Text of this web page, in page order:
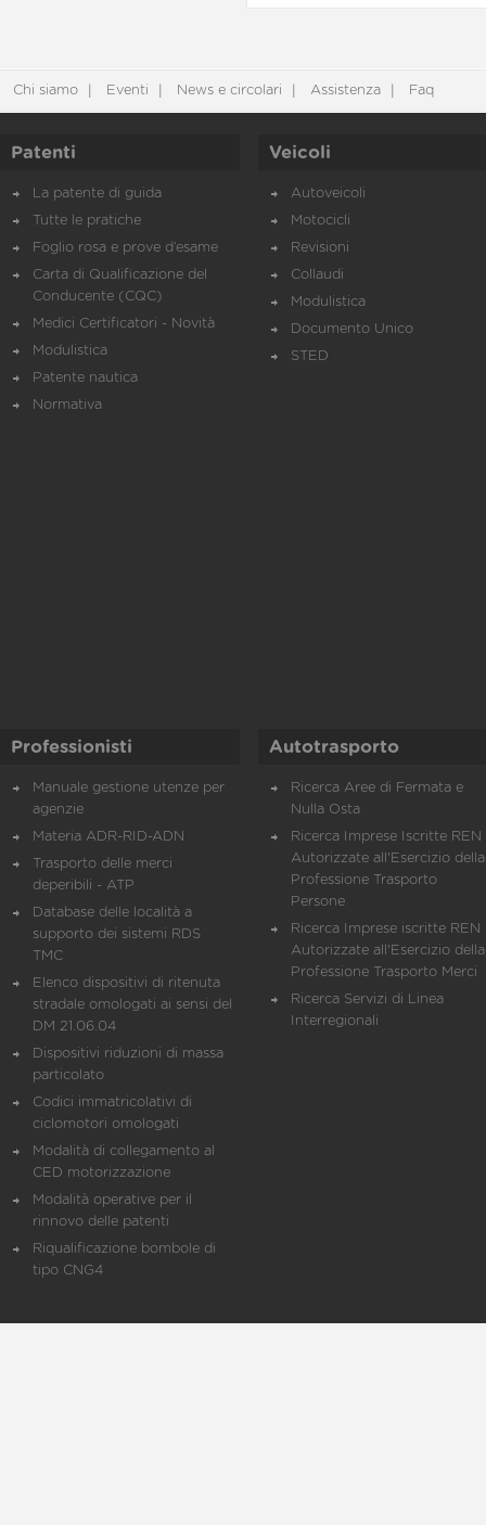
Chi siamo Eventi News e circolari Assistenza Faq
Patenti
La patente di guida
Tutte le pratiche
Foglio rosa e prove d’esame
Carta di Qualificazione del
Conducente (CQC)
Medici Certificatori - Novità
Modulistica
Patente nautica
Normativa
Veicoli
Autoveicoli
Motocicli
Revisioni
Collaudi
Modulistica
Documento Unico
STED
Professionisti
Manuale gestione utenze per
agenzie
Materia ADR-RID-ADN
Trasporto delle merci
deperibili - ATP
Database delle località a
supporto dei sistemi RDS
TMC
Elenco dispositivi di ritenuta
stradale omologati ai sensi del
DM 21.06.04
Dispositivi riduzioni di massa
particolato
Codici immatricolativi di
ciclomotori omologati
Modalità di collegamento al
CED motorizzazione
Modalità operative per il
rinnovo delle patenti
Riqualificazione bombole di
tipo CNG4
Autotrasporto
Ricerca Aree di Fermata e
Nulla Osta
Ricerca Imprese Iscritte REN
Autorizzate all'Esercizio della
Professione Trasporto
Persone
Ricerca Imprese iscritte REN
Autorizzate all'Esercizio della
Professione Trasporto Merci
Ricerca Servizi di Linea
Interregionali